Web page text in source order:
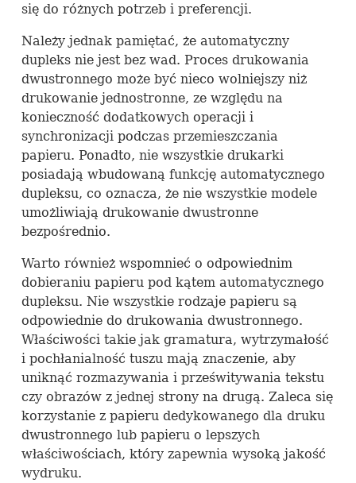
się do różnych potrzeb i preferencji.
Należy jednak pamiętać, że automatyczny
dupleks nie jest bez wad. Proces drukowania
dwustronnego może być nieco wolniejszy niż
drukowanie jednostronne, ze względu na
konieczność dodatkowych operacji i
synchronizacji podczas przemieszczania
papieru. Ponadto, nie wszystkie drukarki
posiadają wbudowaną funkcję automatycznego
dupleksu, co oznacza, że nie wszystkie modele
umożliwiają drukowanie dwustronne
bezpośrednio.
Warto również wspomnieć o odpowiednim
dobieraniu papieru pod kątem automatycznego
dupleksu. Nie wszystkie rodzaje papieru są
odpowiednie do drukowania dwustronnego.
Właściwości takie jak gramatura, wytrzymałość
i pochłanialność tuszu mają znaczenie, aby
uniknąć rozmazywania i prześwitywania tekstu
czy obrazów z jednej strony na drugą. Zaleca się
korzystanie z papieru dedykowanego dla druku
dwustronnego lub papieru o lepszych
właściwościach, który zapewnia wysoką jakość
wydruku.